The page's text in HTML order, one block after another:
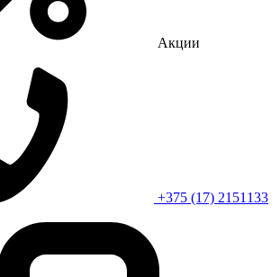
Акции
+375 (17) 2151133